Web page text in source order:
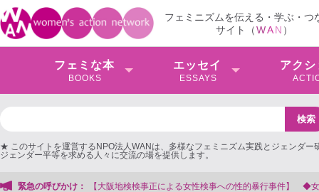
フェミニズムを伝える・学ぶ・つ
サイト（WAN ）
フェミな本
BOOKS
エッセイ
ESSAYS
アクシ
★ このサイトを運営するNPO法人WANは、多様なフェミニズム実践とジェンダー
ジェンダー平等を求める人々に交流の場を提供します。
緊急の呼びかけ：
阪地検検事正による女性検事への性的暴行事件】 ◆女性検事を支援する会事務